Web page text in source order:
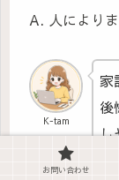
A. 人によりま
K-tam
家
後
し
お問い合わせ